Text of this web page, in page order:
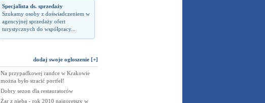
Specjalista ds. sprzedaży
Szukamy osoby z doświadczeniem w
agencyjnej sprzedaży ofert
turystycznych do współpracy...
dodaj swoje ogłoszenie [+]
Na przypadkowej randce w Krakowie
można było stracić portfel!
Dobry sezon dla restauratorów
Żar z nieba - rok 2010 najgorętszy w